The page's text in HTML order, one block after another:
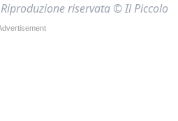
Riproduzione riservata © Il Piccolo